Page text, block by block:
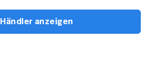
Händler anzeigen